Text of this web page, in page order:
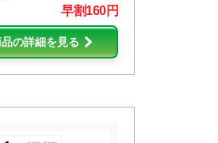
早割160円
の詳細を見る